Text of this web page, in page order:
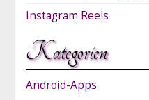
Instagram Reels
Kategorien
Android-Apps